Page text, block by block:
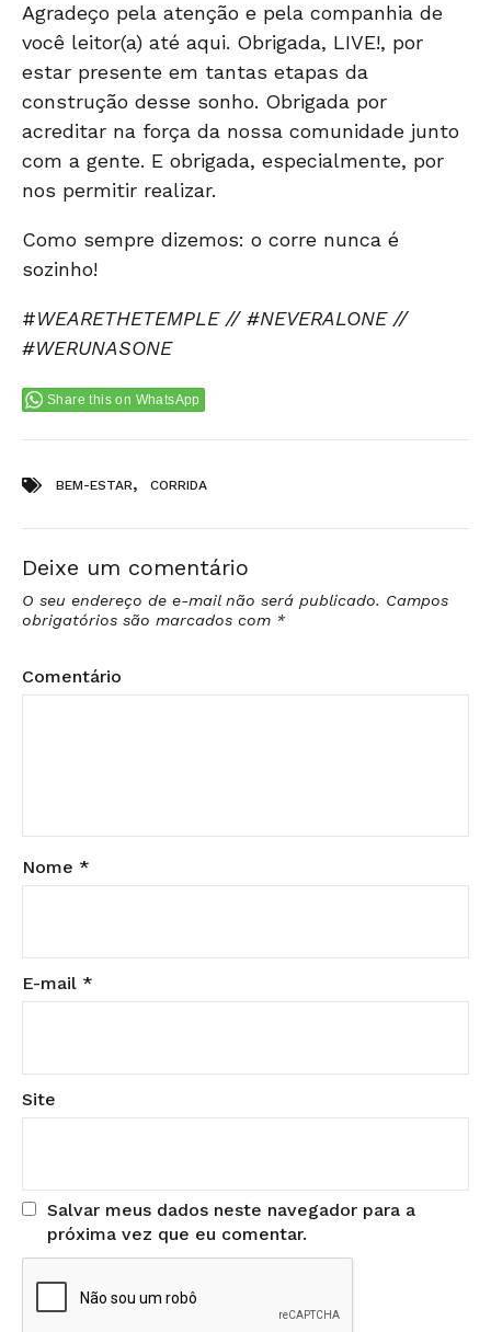
Agradeço pela atenção e pela companhia de
você leitor(a) até aqui. Obrigada, LIVE!, por
estar presente em tantas etapas da
construção desse sonho. Obrigada por
acreditar na força da nossa comunidade junto
com a gente. E obrigada, especialmente, por
nos permitir realizar.
Como sempre dizemos: o corre nunca é
sozinho!
#WEARETHETEMPLE // #NEVERALONE //
#WERUNASONE
Share this on WhatsApp
Tags:BEM-ESTAR, CORRIDA
Deixe um comentário
O seu endereço de e-mail não será publicado. Campos
obrigatórios são marcados com *
Comentário
Nome *
E-mail *
Site
Salvar meus dados neste navegador para a
próxima vez que eu comentar.